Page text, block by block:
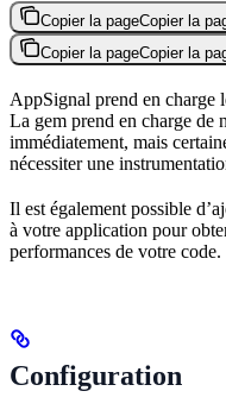
Copier la pageCopier la
Copier la pageCopier la
AppSignal prend en charge
La gem prend en charge de
immédiatement, mais
nécessiter une
Il est également possible
à votre application pour
performances de votre code.
Configuration